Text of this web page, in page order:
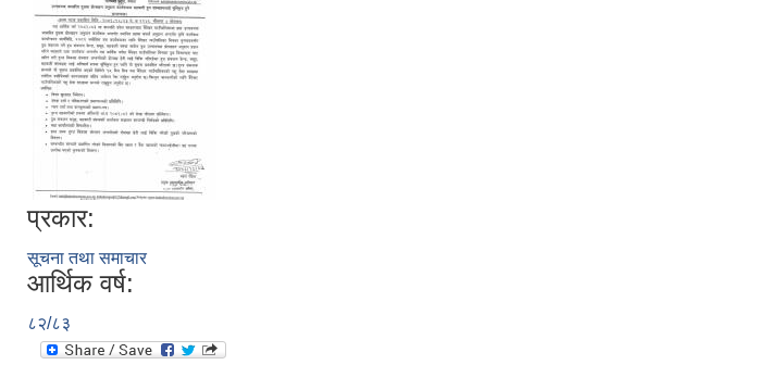
प्रकार:
सूचना तथा समाचार
आर्थिक वर्ष:
८२/८३